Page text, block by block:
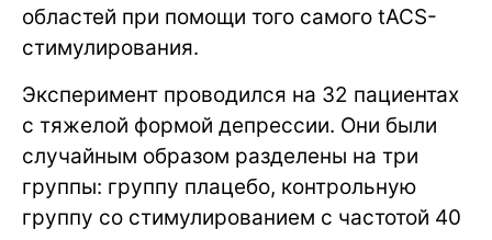
областей при помощи того самого tACS-
стимулирования.
Эксперимент проводился на 32 пациентах
с тяжелой формой депрессии. Они были
случайным образом разделены на три
группы: группу плацебо, контрольную
группу со стимулированием с частотой 40